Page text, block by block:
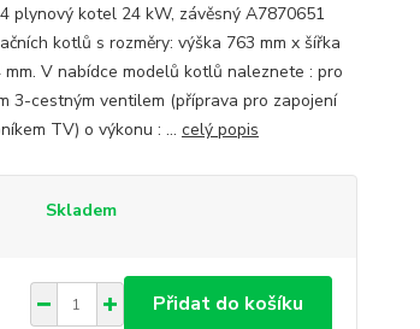
plynový kotel 24 kW, závěsný A7870651
kotlů s rozměry: výška 763 mm x šířka
V nabídce modelů kotlů naleznete : pro
3-cestným ventilem (příprava pro zapojení
TV) o výkonu : ... celý popis
Skladem
Přidat do košíku